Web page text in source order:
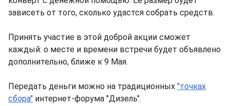
зависеть от того, сколько удастся собрать средств.
Принять участие в этой доброй акции сможет
каждый: о месте и времени встречи будет объявлено
дополнительно, ближе к 9 Мая.
Передать деньги можно на традиционных "точках
сбора" интернет-форума "Дизель".